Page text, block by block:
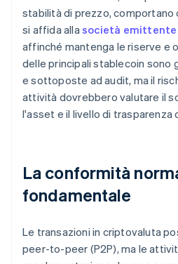
stabilità di prezzo, comportano
si affida allasocietà
affinché mantenga le riserve e
delle principali stablecoin sono
e sottoposte ad audit, ma il
attività dovrebbero valutare il
l'asset e il livello di trasparenza
La conformità
fondamentale
Le transazioni in criptovaluta
peer-to-peer (P2P), ma le